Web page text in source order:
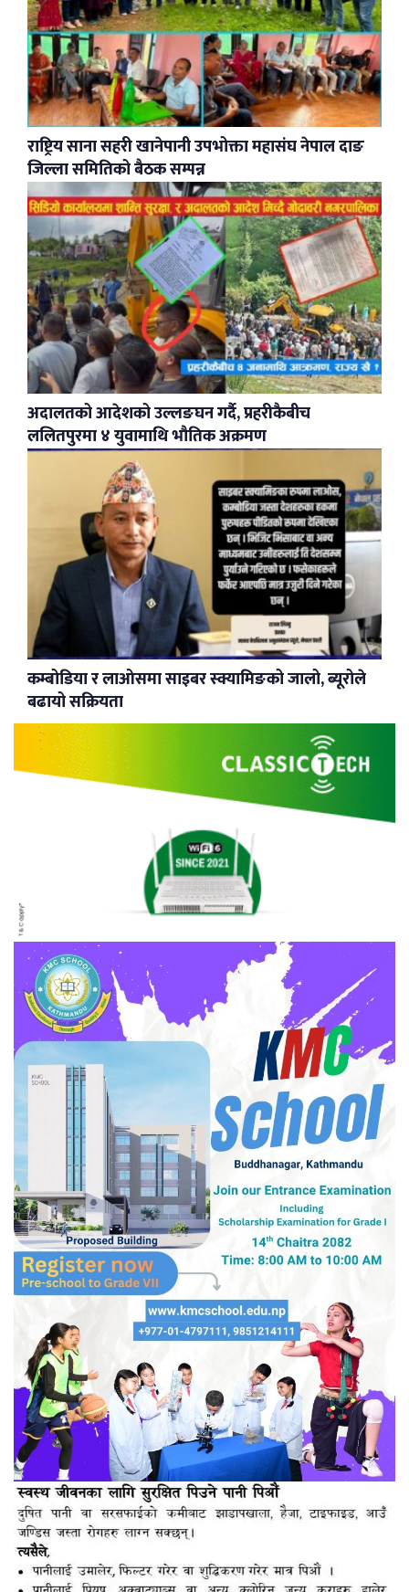
राष्ट्रिय साना सहरी खानेपानी उपभोक्ता महासंघ नेपाल दाङ
जिल्ला समितिको बैठक सम्पन्न
अदालतको आदेशको उल्लङघन गर्दै, प्रहरीकैबीच
ललितपुरमा ४ युवामाथि भौतिक अक्रमण
कम्बोडिया र लाओसमा साइबर स्क्यामिङको जालो, ब्यूरोले
बढायो सक्रियता